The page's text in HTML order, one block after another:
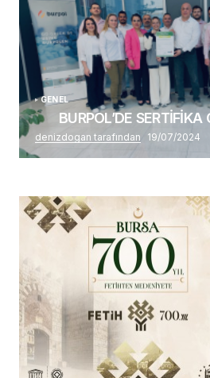
GENEL
BURPOL’DE SERTİFİKA
denizdogan tarafından 19/07/2024